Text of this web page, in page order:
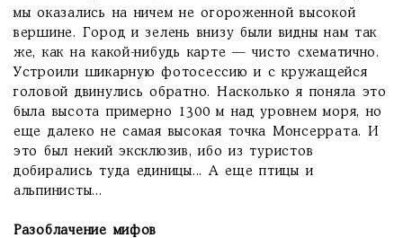
мы оказались на ничем не огороженной высокой
вершине. Город и зелень внизу были видны нам так
же, как на какой-нибудь карте — чисто схематично.
Устроили шикарную фотосессию и с кружащейся
головой двинулись обратно. Насколько я поняла это
была высота примерно 1300 м над уровнем моря, но
еще далеко не самая высокая точка Монсеррата. И
это был некий эксклюзив, ибо из туристов
добирались туда единицы... А еще птицы и
альпинисты...
Разоблачение мифов